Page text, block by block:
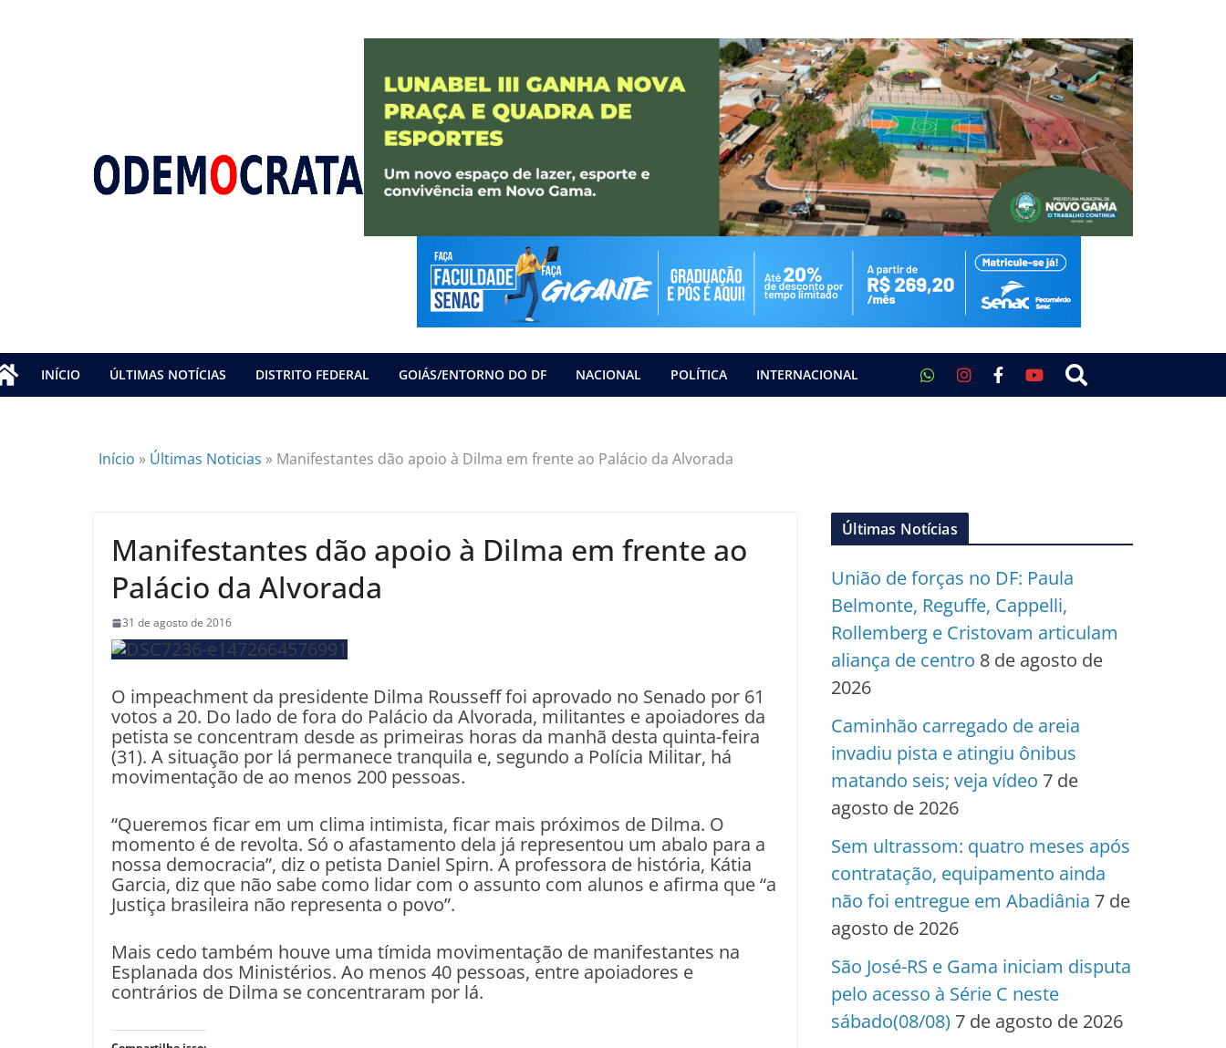
INÍCIO ÚLTIMAS NOTÍCIAS DISTRITO FEDERAL GOIÁS/ENTORNO DO DF NACIONAL POLÍTICA INTERNACIONAL
Início » Últimas Noticias » Manifestantes dão apoio à Dilma em frente ao Palácio da Alvorada
Manifestantes dão apoio à Dilma em frente ao
Palácio da Alvorada
31 de agosto de 2016
O impeachment da presidente Dilma Rousseff foi aprovado no Senado por 61
votos a 20. Do lado de fora do Palácio da Alvorada, militantes e apoiadores da
petista se concentram desde as primeiras horas da manhã desta quinta-feira
(31). A situação por lá permanece tranquila e, segundo a Polícia Militar, há
movimentação de ao menos 200 pessoas.
“Queremos ficar em um clima intimista, ficar mais próximos de Dilma. O
momento é de revolta. Só o afastamento dela já representou um abalo para a
nossa democracia”, diz o petista Daniel Spirn. A professora de história, Kátia
Garcia, diz que não sabe como lidar com o assunto com alunos e afirma que “a
Justiça brasileira não representa o povo”.
Mais cedo também houve uma tímida movimentação de manifestantes na
Esplanada dos Ministérios. Ao menos 40 pessoas, entre apoiadores e
contrários de Dilma se concentraram por lá.
Últimas Notícias
União de forças no DF: Paula
Belmonte, Reguffe, Cappelli,
Rollemberg e Cristovam articulam
aliança de centro 8 de agosto de
2026
Caminhão carregado de areia
invadiu pista e atingiu ônibus
matando seis; veja vídeo 7 de
agosto de 2026
Sem ultrassom: quatro meses após
contratação, equipamento ainda
não foi entregue em Abadiânia 7 de
agosto de 2026
São José-RS e Gama iniciam disputa
pelo acesso à Série C neste
sábado(08/08) 7 de agosto de 2026